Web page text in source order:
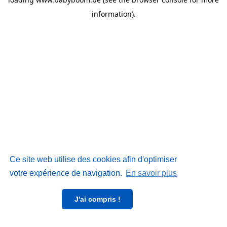
Ce site web utilise des cookies afin d'optimiser
votre expérience de navigation. En savoir plus
J'ai compris !
information).